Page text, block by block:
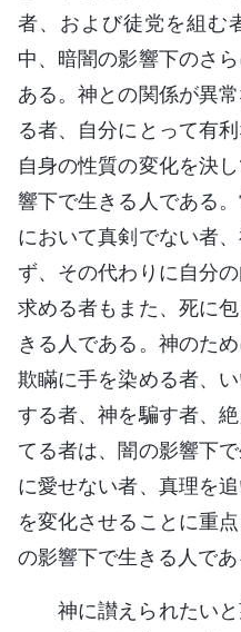
者、および徒党を組む
中、暗闇の影響下のさ
ある。神との関係が異
る者、自分にとって有
自身の性質の変化を決
響下で生きる人である
において真剣でない者
ず、その代わりに自分
求める者もまた、死に
きる人である。神のた
欺瞞に手を染める者、
する者、神を騙す者、
てる者は、闇の影響下
に愛せない者、真理を
を変化させることに重
の影響下で生きる人であ
神に讃えられたい